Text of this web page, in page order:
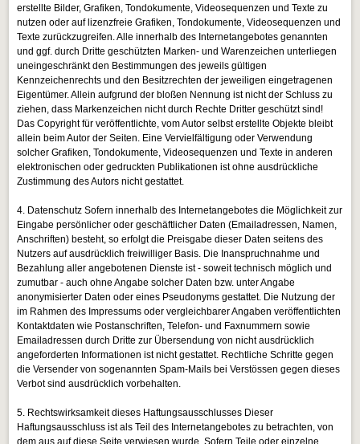
erstellte Bilder, Grafiken, Tondokumente, Videosequenzen und Texte zu
nutzen oder auf lizenzfreie Grafiken, Tondokumente, Videosequenzen und
Texte zurückzugreifen. Alle innerhalb des Internetangebotes genannten
und ggf. durch Dritte geschützten Marken- und Warenzeichen unterliegen
uneingeschränkt den Bestimmungen des jeweils gültigen
Kennzeichenrechts und den Besitzrechten der jeweiligen eingetragenen
Eigentümer. Allein aufgrund der bloßen Nennung ist nicht der Schluss zu
ziehen, dass Markenzeichen nicht durch Rechte Dritter geschützt sind!
Das Copyright für veröffentlichte, vom Autor selbst erstellte Objekte bleibt
allein beim Autor der Seiten. Eine Vervielfältigung oder Verwendung
solcher Grafiken, Tondokumente, Videosequenzen und Texte in anderen
elektronischen oder gedruckten Publikationen ist ohne ausdrückliche
Zustimmung des Autors nicht gestattet.
4. Datenschutz Sofern innerhalb des Internetangebotes die Möglichkeit zur
Eingabe persönlicher oder geschäftlicher Daten (Emailadressen, Namen,
Anschriften) besteht, so erfolgt die Preisgabe dieser Daten seitens des
Nutzers auf ausdrücklich freiwilliger Basis. Die Inanspruchnahme und
Bezahlung aller angebotenen Dienste ist - soweit technisch möglich und
zumutbar - auch ohne Angabe solcher Daten bzw. unter Angabe
anonymisierter Daten oder eines Pseudonyms gestattet. Die Nutzung der
im Rahmen des Impressums oder vergleichbarer Angaben veröffentlichten
Kontaktdaten wie Postanschriften, Telefon- und Faxnummern sowie
Emailadressen durch Dritte zur Übersendung von nicht ausdrücklich
angeforderten Informationen ist nicht gestattet. Rechtliche Schritte gegen
die Versender von sogenannten Spam-Mails bei Verstössen gegen dieses
Verbot sind ausdrücklich vorbehalten.
5. Rechtswirksamkeit dieses Haftungsausschlusses Dieser
Haftungsausschluss ist als Teil des Internetangebotes zu betrachten, von
dem aus auf diese Seite verwiesen wurde. Sofern Teile oder einzelne